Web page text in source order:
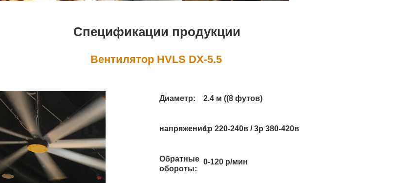
Спецификации продукции
Вентилятор HVLS DX-5.5
Диаметр: 2.4 м ((8 футов)
напряжение:1p 220-240в / 3p 380-420в
Обратные
обороты:
0-120 р/мин